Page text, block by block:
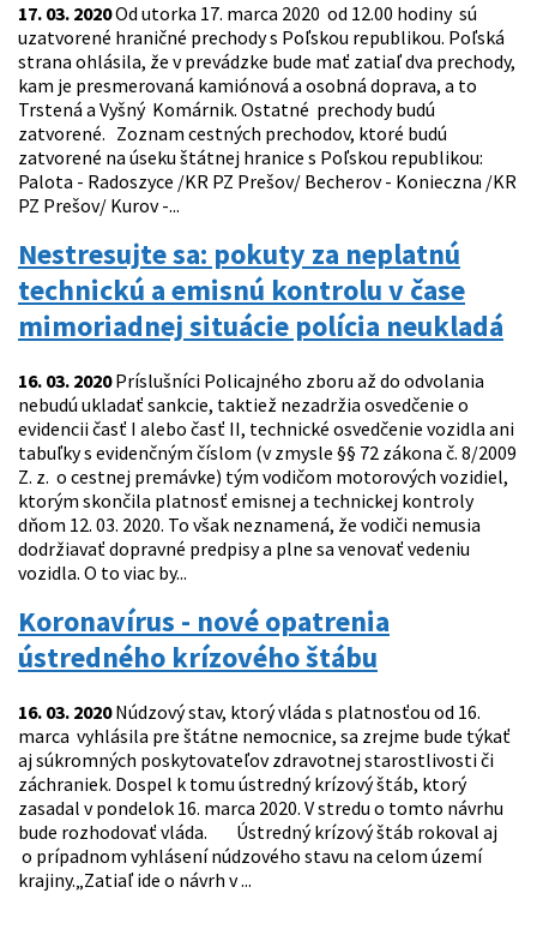
17. 03. 2020Od utorka 17. marca 2020 od 12.00 hodiny sú
uzatvorené hraničné prechody s Poľskou republikou. Poľská
strana ohlásila, že v prevádzke bude mať zatiaľ dva prechody,
kam je presmerovaná kamiónová a osobná doprava, a to
Trstená a Vyšný Komárnik. Ostatné prechody budú
zatvorené. Zoznam cestných prechodov, ktoré budú
zatvorené na úseku štátnej hranice s Poľskou republikou:
Palota - Radoszyce /KR PZ Prešov/ Becherov - Konieczna /KR
PZ Prešov/ Kurov -...
Nestresujte sa: pokuty za neplatnú
technickú a emisnú kontrolu v čase
mimoriadnej situácie polícia neukladá
16. 03. 2020Príslušníci Policajného zboru až do odvolania
nebudú ukladať sankcie, taktiež nezadržia osvedčenie o
evidencii časť I alebo časť II, technické osvedčenie vozidla ani
tabuľky s evidenčným číslom (v zmysle §§ 72 zákona č. 8/2009
Z. z. o cestnej premávke) tým vodičom motorových vozidiel,
ktorým skončila platnosť emisnej a technickej kontroly
dňom 12. 03. 2020. To však neznamená, že vodiči nemusia
dodržiavať dopravné predpisy a plne sa venovať vedeniu
vozidla. O to viac by...
Koronavírus - nové opatrenia
ústredného krízového štábu
16. 03. 2020Núdzový stav, ktorý vláda s platnosťou od 16.
marca vyhlásila pre štátne nemocnice, sa zrejme bude týkať
aj súkromných poskytovateľov zdravotnej starostlivosti či
záchraniek. Dospel k tomu ústredný krízový štáb, ktorý
zasadal v pondelok 16. marca 2020. V stredu o tomto návrhu
bude rozhodovať vláda. Ústredný krízový štáb rokoval aj
o prípadnom vyhlásení núdzového stavu na celom území
krajiny.„Zatiaľ ide o návrh v ...